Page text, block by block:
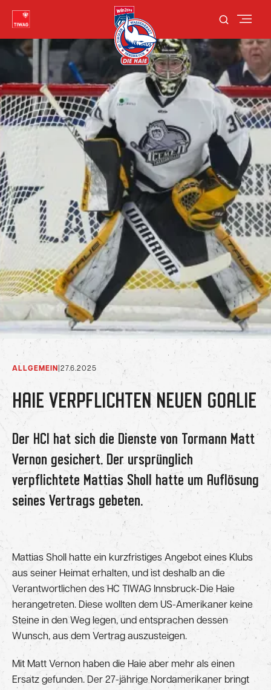
ALLGEMEIN |27.6.2025
HAIE VERPFLICHTEN NEUEN GOALIE
Der HCI hat sich die Dienste von Tormann Matt
Vernon gesichert. Der ursprünglich
verpflichtete Mattias Sholl hatte um Auflösung
seines Vertrags gebeten.
Mattias Sholl hatte ein kurzfristiges Angebot eines Klubs
aus seiner Heimat erhalten, und ist deshalb an die
Verantwortlichen des HC TIWAG Innsbruck-Die Haie
herangetreten. Diese wollten dem US-Amerikaner keine
Steine in den Weg legen, und entsprachen dessen
Wunsch, aus dem Vertrag auszusteigen.
Mit Matt Vernon haben die Haie aber mehr als einen
Ersatz gefunden. Der 27-jährige Nordamerikaner bringt